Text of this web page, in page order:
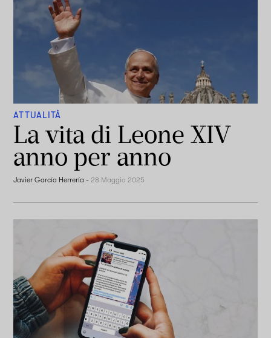
ATTUALITÀ
La vita di Leone XIV
anno per anno
Javier García Herrería - 28 Maggio 2025